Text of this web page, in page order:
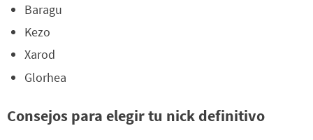
Baragu
Kezo
Xarod
Glorhea
Consejos para elegir tu nick definitivo